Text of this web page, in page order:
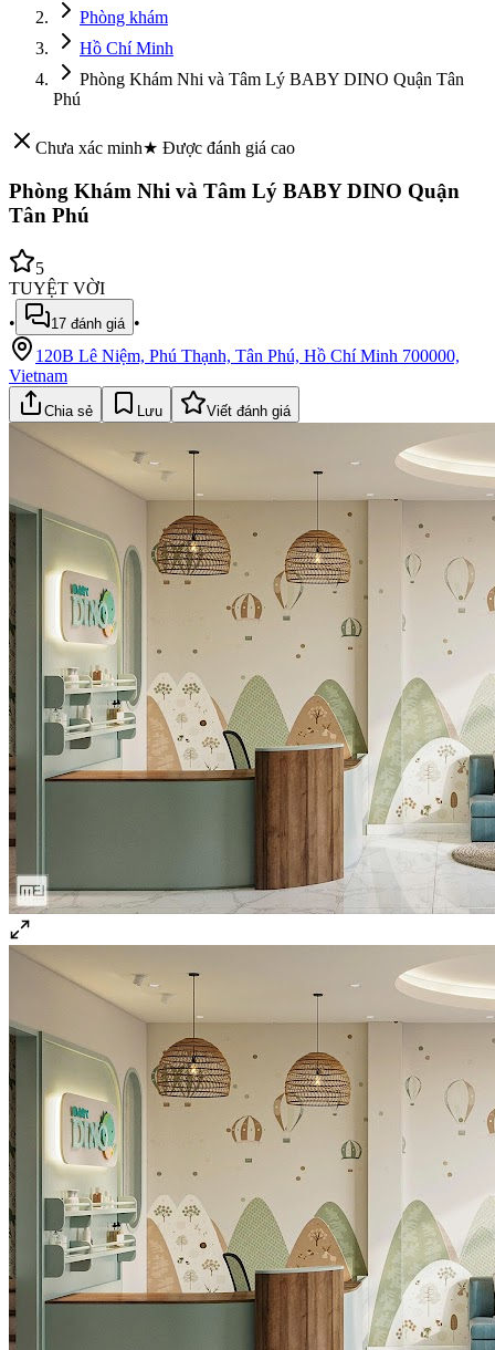
Phòng khám
Hồ Chí Minh
Phòng Khám Nhi và Tâm Lý BABY DINO Quận Tân
Phú
Chưa xác minh★ Được đánh giá cao
Phòng Khám Nhi và Tâm Lý BABY DINO Quận
Tân Phú
5
TUYỆT VỜI
•
17 đánh giá •
120B Lê Niệm, Phú Thạnh, Tân Phú, Hồ Chí Minh 700000,
Vietnam
Chia sẻ Lưu Viết đánh giá